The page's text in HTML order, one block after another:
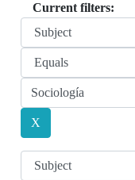
Current filters: